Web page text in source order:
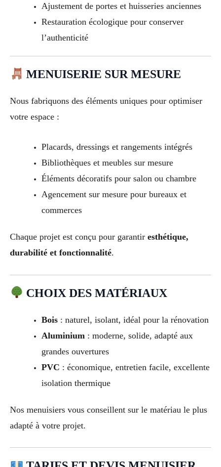
Ajustement de portes et huisseries anciennes
Restauration écologique pour conserver
l’authenticité
MENUISERIE SUR MESURE
Nous fabriquons des éléments uniques pour optimiser
votre espace :
Placards, dressings et rangements intégrés
Bibliothèques et meubles sur mesure
Éléments décoratifs pour salon ou chambre
Agencement sur mesure pour bureaux et
commerces
Chaque projet est conçu pour garantir esthétique,
durabilité et fonctionnalité.
CHOIX DES MATÉRIAUX
Bois: naturel, isolant, idéal pour la rénovation
Aluminium : moderne, solide, adapté aux
grandes ouvertures
PVC : économique, entretien facile, excellente
isolation thermique
Nos menuisiers vous conseillent sur le matériau le plus
adapté à votre projet.